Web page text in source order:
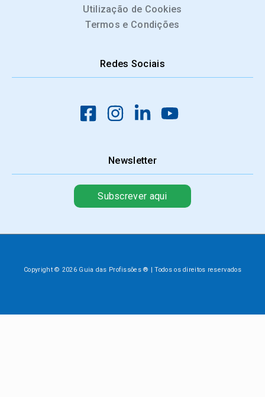
Utilização de Cookies
Termos e Condições
Redes Sociais
Newsletter
Subscrever aqui
Copyright © 2026 Guia das Profissões ® | Todos os direitos reservados